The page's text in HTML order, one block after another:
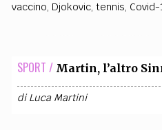
CULTURA
vaccino, Djokovic, tennis, Covid-
SPORT / Martin, l’altro
diLuca Martini